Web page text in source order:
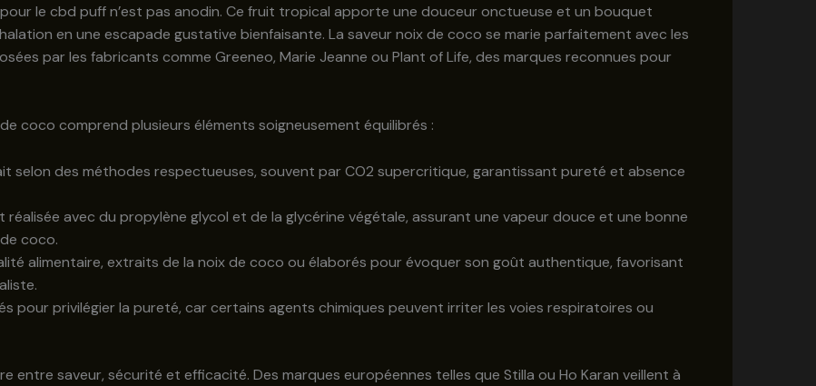
le cbd puff n’est pas anodin. Ce fruit tropical apporte une douceur onctueuse et un bouquet
en une escapade gustative bienfaisante. La saveur noix de coco se marie parfaitement avec les
par les fabricants comme Greeneo, Marie Jeanne ou Plant of Life, des marques reconnues pour
coco comprend plusieurs éléments soigneusement équilibrés :
selon des méthodes respectueuses, souvent par CO2 supercritique, garantissant pureté et absence
réalisée avec du propylène glycol et de la glycérine végétale, assurant une vapeur douce et une bonne
coco.
alimentaire, extraits de la noix de coco ou élaborés pour évoquer son goût authentique, favorisant
pour privilégier la pureté, car certains agents chimiques peuvent irriter les voies respiratoires ou
entre saveur, sécurité et efficacité. Des marques européennes telles que Stilla ou Ho Karan veillent à